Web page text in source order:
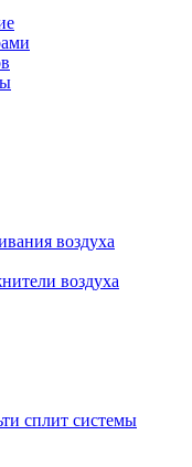
воздуха
воздуха
сплит системы